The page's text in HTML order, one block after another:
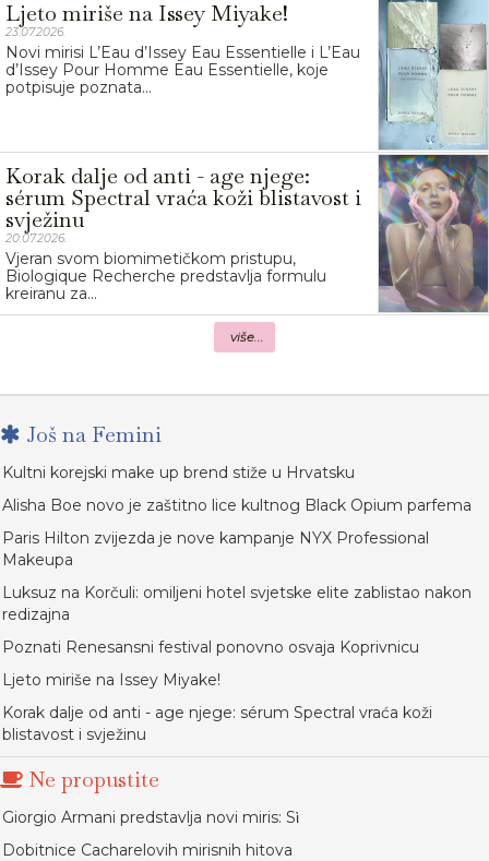
Ljeto miriše na Issey Miyake!
23.07.2026.
Novi mirisi L’Eau d’Issey Eau Essentielle i L’Eau
d’Issey Pour Homme Eau Essentielle, koje
potpisuje poznata...
Korak dalje od anti - age njege:
sérum Spectral vraća koži blistavost i
svježinu
20.07.2026.
Vjeran svom biomimetičkom pristupu,
Biologique Recherche predstavlja formulu
kreiranu za...
više...
Još na Femini
Kultni korejski make up brend stiže u Hrvatsku
Alisha Boe novo je zaštitno lice kultnog Black Opium parfema
Paris Hilton zvijezda je nove kampanje NYX Professional
Makeupa
Luksuz na Korčuli: omiljeni hotel svjetske elite zablistao nakon
redizajna
Poznati Renesansni festival ponovno osvaja Koprivnicu
Ljeto miriše na Issey Miyake!
Korak dalje od anti - age njege: sérum Spectral vraća koži
blistavost i svježinu
Ne propustite
Giorgio Armani predstavlja novi miris: Sὶ
Dobitnice Cacharelovih mirisnih hitova